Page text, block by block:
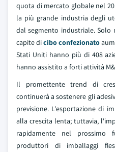
quota di mercato globale nel
la più grande industria degli
dal segmento industriale.
capite dicibo confezionato
Stati Uniti hanno più di 408
hanno assistito a forti attività
Il promettente trend di
continuerà a sostenere gli
previsione. L'esportazione di
alla crescita lenta; tuttavia,
rapidamente nel prossimo
produttori di imballaggi